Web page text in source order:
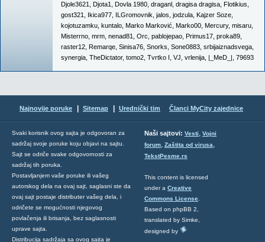
Djole3621
Djota1 Dovla 1980 draganl dragisa dragisa Flotikius
gost321
Ikica977 ILGromovnik jalos jodzula Kajzer Soze
kojotuzamku kuntalo Marko Marković Marko00 Mercury, misaru
Misterrno mrm nenad81 Orc pablojepao Primus17 proka89
raster12 Remarqe Sinisa76 Snorks Sone0883 srbijaiznadsvega
synergia TheDictator, tomo2 Tvrtko I VJ vrlenija |_MeD_| 79693
Najnovije poruke Sitemap Urednički tim Članci MyCity zajednice
Svaki korisnik ovog sajta je odgovoran za
sadržaj svoje poruke koju objavi na sajtu.
Sajt se odriče svake odgovornosti za
sadržaj tih poruka.
Postavljanjem vaše poruke ili vašeg
autorskog dela na ovaj sajt, saglasni ste da
ovaj sajt postaje distributer vašeg dela, i
odričete se mogućnosti njegovog
povlačenja ili brisanja, bez saglasnosti
uprave sajta.
Distribucija sadržaja sa ovog sajta je
Naši sajtovi: Vesti, Vojni
forum, Zaštita od virusa,
TekstPesme.rs
This content is licensed
under a Creative
Commons License
Based on phpBB 2,
translated by Simke,
designed by